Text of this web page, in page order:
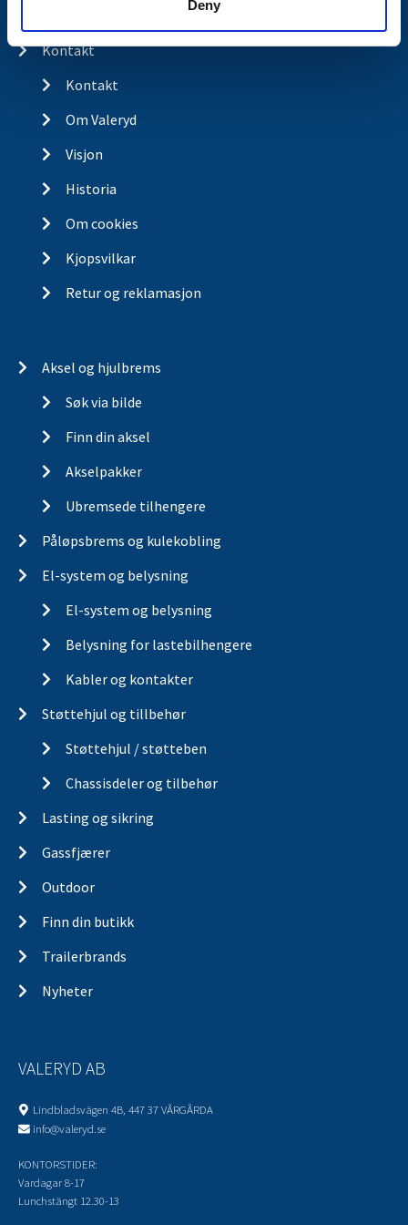
Deny
Kontakt
Kontakt
Om Valeryd
Visjon
Historia
Om cookies
Kjopsvilkar
Retur og reklamasjon
Aksel og hjulbrems
Søk via bilde
Finn din aksel
Akselpakker
Ubremsede tilhengere
Påløpsbrems og kulekobling
El-system og belysning
El-system og belysning
Belysning for lastebilhengere
Kabler og kontakter
Støttehjul og tillbehør
Støttehjul / støtteben
Chassisdeler og tilbehør
Lasting og sikring
Gassfjærer
Outdoor
Finn din butikk
Trailerbrands
Nyheter
VALERYD AB
Lindbladsvägen 4B, 447 37 VÅRGÅRDA
info@valeryd.se
KONTORSTIDER:
Vardagar 8-17
Lunchstängt 12.30-13